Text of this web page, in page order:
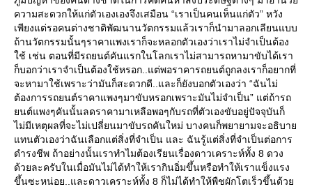
ความสะดวกให้แก่ตัวเองเองจึงเสมือน “เราเป็นคนเห็นแก่ตัว” หวัง
เพียงแต่รอคนต่างชาติพัฒนานวัตกรรมแล้วเราก็นำมาลอกเลียนแบบ
ถ้านวัตกรรมนั้นๆราคาแพงเราก็จะหลอกตัวเองว่าเราไม่จำเป็นต้อง
ช้ เช่น ตอนที่มีรถยนต์คันแรกในโลกเราไม่สามารถหามาขับได้เรา
ก็บอกว่าเราจำเป็นต้องใช้หรอก..แต่พอราคารถยนต์ถูกลงเราก็อยากที่
จะหามาใช้เพราะว่ามันก็สะดวกดี..และก็ยังบอกตัวเองว่า “ฉันไม่
ต้องการรถยนต์ราคาแพงๆมาขับหรอกเพราะมันไม่จำเป็น” แต่ถ้ารถ
นต์แพงๆคันนั้นลดราคามาเหลือพอๆกับรถที่ตัวเองขับอยู่ปัจจุบันก็
ไม่มีเหตุผลที่จะไม่เปลี่ยนมาขับรถคันใหม่ บางคนก็พยายามจะอธิบา
ทนตัวเองว่าฉันเลือกแต่สิ่งที่จำเป็น และ ฉันรู้แต่สิ่งที่จำเป็นต่อการ
ดำรงชีพ ถ้าอย่างนั้นเราทำไมต้องเรียนเรื่องดาวเคราะห์ทั้ง 8 ดวง
ด้วยละครับในเมื่อมันไม่ได้ทำให้เรากินอิ่มขึ้นหรือทำให้เราแข็งแรง
ขึ้นซะหน่อย..และดาวเคราะห์ทั้ง 8 ก็ไม่ได้ทำให้พืชผักโตเร็วขึ้นด้ว